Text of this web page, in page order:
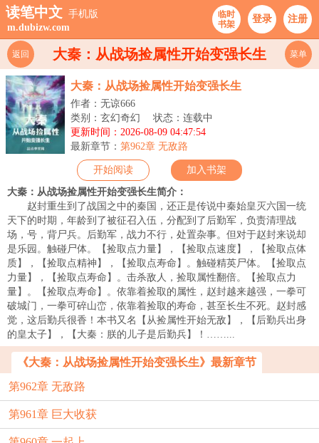
读笔中文 手机版
m.dubizw.com
临时
书架
登录 注册
大秦：从战场捡属性开始变强长生
返回 菜单
大秦：从战场捡属性开始变强长生
作者：无谅666
类别：玄幻奇幻
状态：连载中
更新时间：2026-08-09 04:47:54
最新章节： 第962章 无敌路
开始阅读 加入书架
大秦：从战场捡属性开始变强长生简介：
赵封重生到了战国之中的秦国，还正是传说中秦始皇灭六国一统
天下的时期，年龄到了被征召入伍，分配到了后勤军，负责清理战
场，号，背尸兵。后勤军，战力不行，处置杂事。但对于赵封来说却
是乐园。触碰尸体。【捡取点力量】，【捡取点速度】，【捡取点体
质】，【捡取点精神】，【捡取点寿命】。触碰精英尸体。【捡取点
力量】，【捡取点寿命】。击杀敌人，捡取属性翻倍。【捡取点力
量】。【捡取点寿命】。依靠着捡取的属性，赵封越来越强，一拳可
破城门，一拳可碎山峦，依靠着捡取的寿命，甚至长生不死。赵封感
觉，这后勤兵很香！本书又名【从捡属性开始无敌】，【后勤兵出身
的皇太子】，【大秦：朕的儿子是后勤兵】！……...
《大秦：从战场捡属性开始变强长生》最新章节
第962章 无敌路
第961章 巨大收获